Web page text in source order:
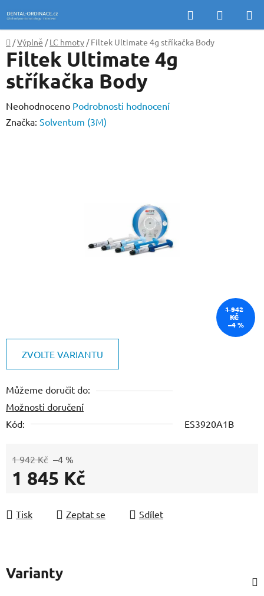
na
obsah
Hledat
KOŠÍK
Domů
/Výplně / LC hmoty / Filtek Ultimate 4g stříkačka Body
ZVOLTE VARIANTU
Můžeme doručit do:
Možnosti doručení
Kód:
ES3920A1B
1 942 Kč –4 %
1 845 Kč
Tisk
Zeptat se Sdílet
Filtek Ultimate 4g
stříkačka Body
Průměrné
hodnocení
Neohodnoceno Podrobnosti hodnocení
Značka: Solventum (3M)
1 942
KČ
–4 %
Varianty